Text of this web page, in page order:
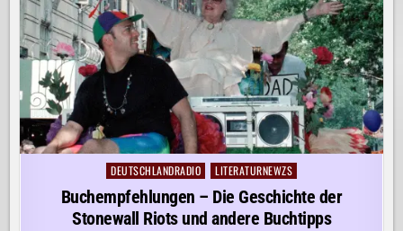
Posted
DEUTSCHLANDRADIO LITERATURNEWZS
Buchempfehlungen – Die Geschichte der
Stonewall Riots und andere Buchtipps